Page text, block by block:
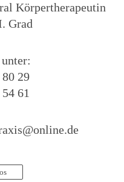
Körpertherapeutin
Grad
29
61